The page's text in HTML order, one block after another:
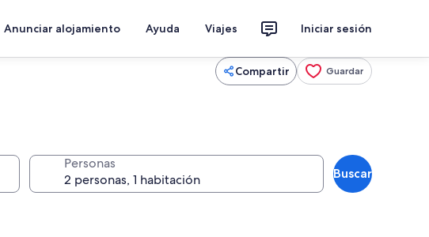
Anunciar alojamiento Ayuda Viajes Iniciar sesión
Compartir Guardar
Personas
Buscar